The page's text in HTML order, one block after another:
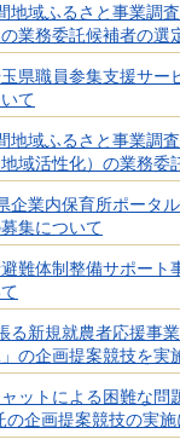
地域ふるさと事業調
業務委託候補者の選
玉県職員参集支援サ
て
地域ふるさと事業調
域活性化）の業務委
企業内保育所ポータ
集について
難体制整備サポート
る新規就農者応援事
の企画提案競技を実
ットによる困難な問
の企画提案競技の実